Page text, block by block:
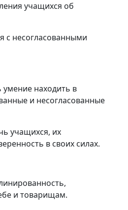
учащихся об
с несогласованными
находить в
и несогласованные
учащихся, их
в своих силах.
и товарищам.